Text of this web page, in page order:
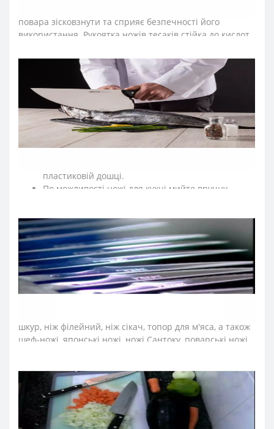
повара зісковзнути та сприяє безпечності його
використання. Рукоятка ножів тесаків стійка до кислот,
ЧАСТІ ПИТАННЯ ПРО ПРОФЕСІЙНІ НОЖІ ARCOS
СЕРІЇUNIVERSAL?
➤ Як доглядати за кухонними ножами Аркос?
Мийте кухонні ножі відразу після використання.
Після експлуатації протирайте насухо кухонні
ножі м'якою тканиною.
пластиковій дошці.
По можливості ножі для кухні мийте вручну.
Зберігаємо кухонні ножі в сухому, недоступному
для дітей місці.
➤Які ножі входять в професійну серію Аркос
Universal ?
шкур, ніж філейний, ніж сікач, топор для м'яса, а також
шеф-ножі, японські ножі, ножі Сантоку, поварські ножі,
для хліба, ножі для хамону.
Тип ножів Аркос Universal ?
Ножі Arcos серії «Universal» виготовлені з прокатної